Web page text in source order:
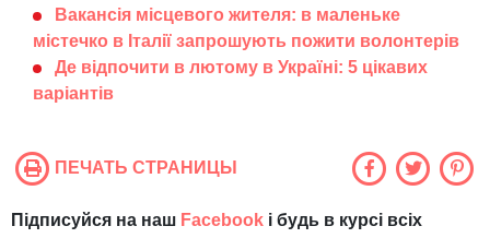
Вакансія місцевого жителя: в маленьке
містечко в Італії запрошують пожити волонтерів
Де відпочити в лютому в Україні: 5 цікавих
варіантів
ПЕЧАТЬ СТРАНИЦЫ
Підписуйся на наш Facebook і будь в курсі всіх